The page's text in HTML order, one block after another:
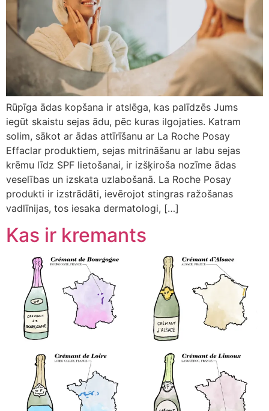
Rūpīga ādas kopšana ir atslēga, kas palīdzēs Jums
iegūt skaistu sejas ādu, pēc kuras ilgojaties. Katram
solim, sākot ar ādas attīrīšanu ar La Roche Posay
Effaclar produktiem, sejas mitrināšanu ar labu sejas
krēmu līdz SPF lietošanai, ir izšķiroša nozīme ādas
veselības un izskata uzlabošanā. La Roche Posay
produkti ir izstrādāti, ievērojot stingras ražošanas
vadlīnijas, tos iesaka dermatologi, […]
Kas ir kremants